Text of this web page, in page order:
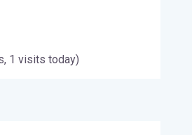
1 visits today)